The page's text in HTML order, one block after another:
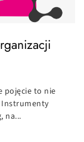
pojęcie to nie
Instrumenty
na...